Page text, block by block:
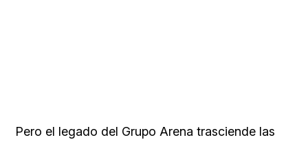
Pero el legado del Grupo Arena trasciende las